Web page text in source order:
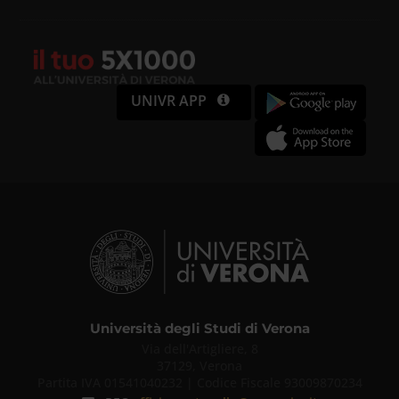
UNIVR APP
Università degli Studi di Verona